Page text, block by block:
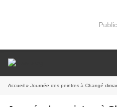
Accueil » Journée des peintres à Changé